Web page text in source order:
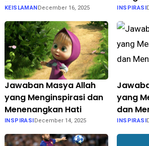
KEISLAMAN December 16, 2025 INSPIRASI
Jawaban Masya Allah
yang Menginspirasi dan
Menenangkan Hati
INSPIRASI December 14, 2025
yang
dan
INSPIRASI